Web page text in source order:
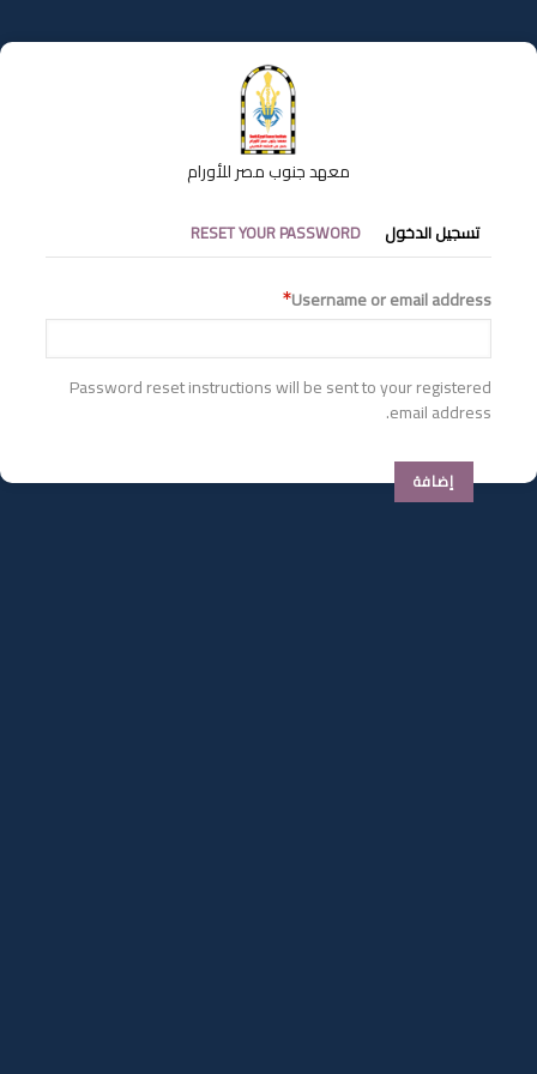
إلى
المحتوى
معهد جنوب مصر للأورام
التبويبات
الأساسية
تسجيل الدخول RESET YOUR PASSWORD
Username or email address
Password reset instructions will be sent to your registered
email address.